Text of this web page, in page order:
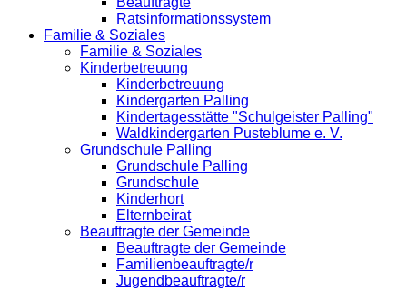
Ratsinformationssystem
Familie & Soziales
Familie & Soziales
Kinderbetreuung
Kinderbetreuung
Kindergarten Palling
Kindertagesstätte "Schulgeister Palling"
Waldkindergarten Pusteblume e. V.
Grundschule Palling
Grundschule Palling
Grundschule
Kinderhort
Elternbeirat
Beauftragte der Gemeinde
Beauftragte der Gemeinde
Familienbeauftragte/r
Jugendbeauftragte/r